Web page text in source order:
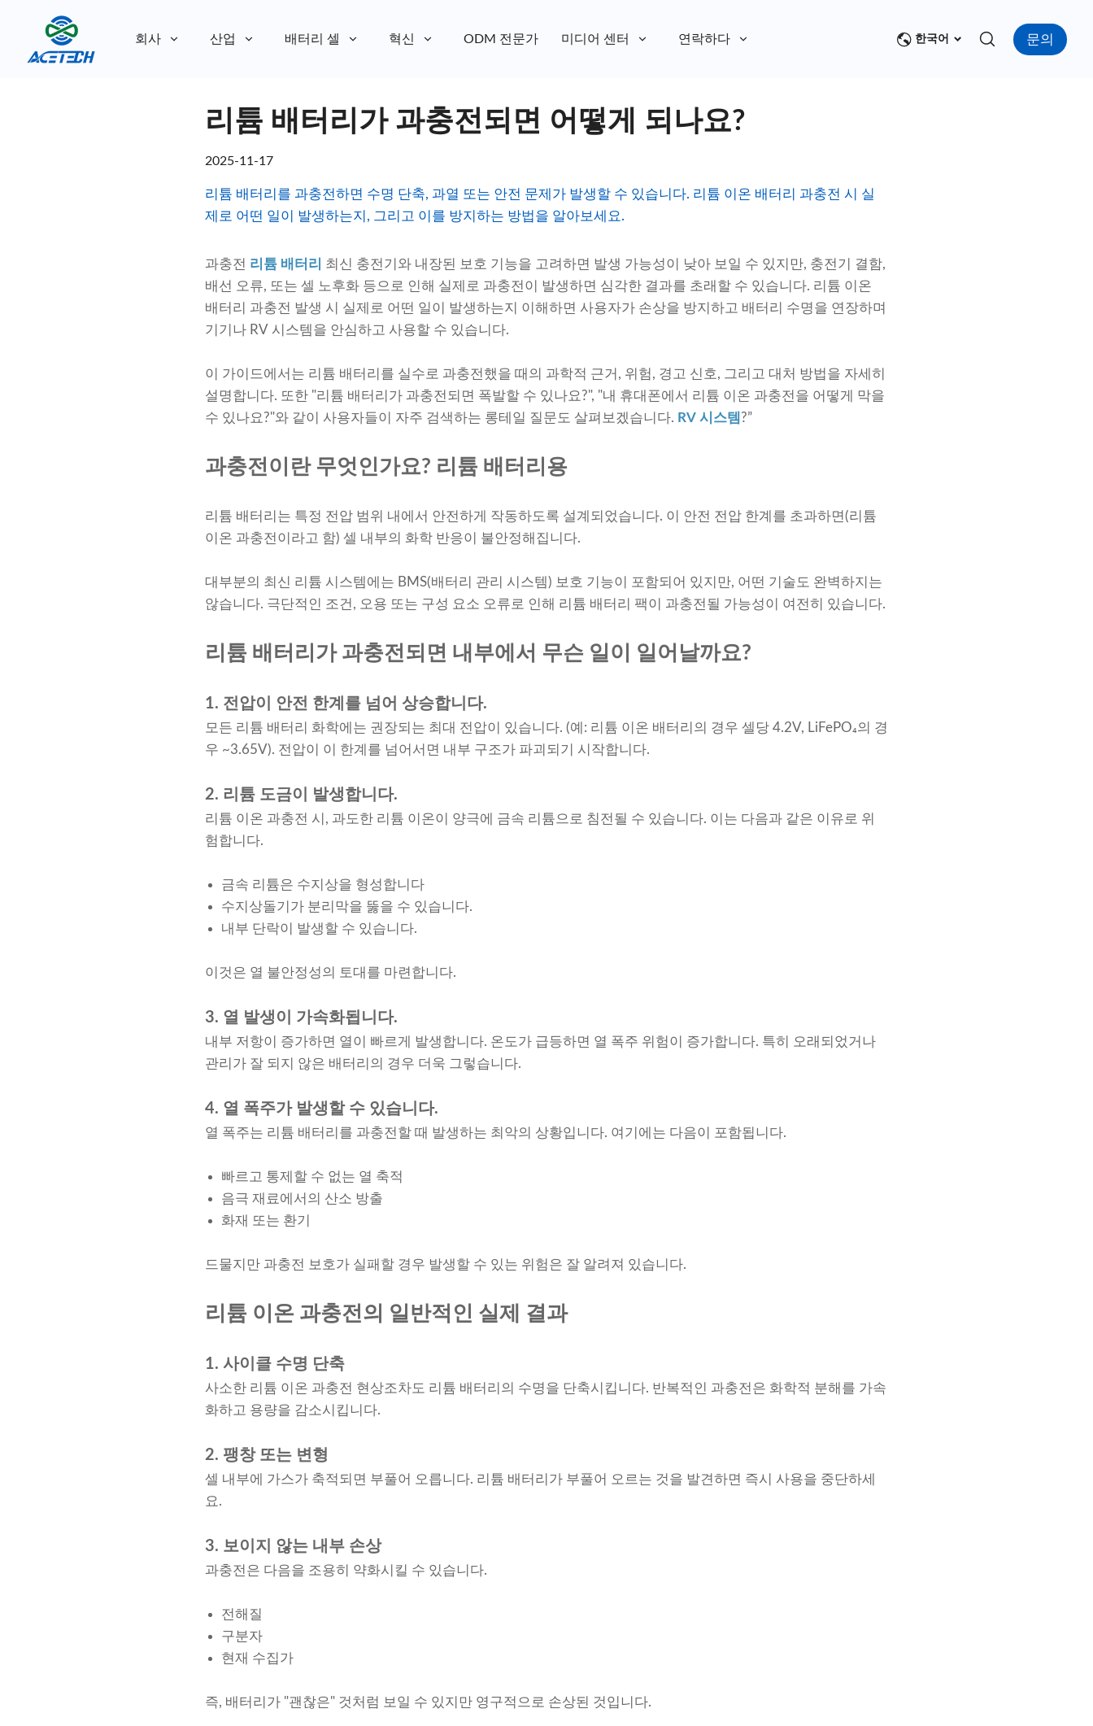
회사 산업 배터리 셀 혁신 ODM 전문가 미디어 센터 연락하다 한국어 문의
리튬 배터리가 과충전되면 어떻게 되나요?
2025-11-17
리튬 배터리를 과충전하면 수명 단축, 과열 또는 안전 문제가 발생할 수 있습니다. 리튬 이온 배터리 과충전 시 실
제로 어떤 일이 발생하는지, 그리고 이를 방지하는 방법을 알아보세요.
과충전 리튬 배터리 최신 충전기와 내장된 보호 기능을 고려하면 발생 가능성이 낮아 보일 수 있지만, 충전기 결함,
배선 오류, 또는 셀 노후화 등으로 인해 실제로 과충전이 발생하면 심각한 결과를 초래할 수 있습니다. 리튬 이온
배터리 과충전 발생 시 실제로 어떤 일이 발생하는지 이해하면 사용자가 손상을 방지하고 배터리 수명을 연장하며
기기나 RV 시스템을 안심하고 사용할 수 있습니다.
이 가이드에서는 리튬 배터리를 실수로 과충전했을 때의 과학적 근거, 위험, 경고 신호, 그리고 대처 방법을 자세히
설명합니다. 또한 "리튬 배터리가 과충전되면 폭발할 수 있나요?", "내 휴대폰에서 리튬 이온 과충전을 어떻게 막을
수 있나요?"와 같이 사용자들이 자주 검색하는 롱테일 질문도 살펴보겠습니다. RV 시스템 ?”
과충전이란 무엇인가요? 리튬 배터리용
리튬 배터리는 특정 전압 범위 내에서 안전하게 작동하도록 설계되었습니다. 이 안전 전압 한계를 초과하면(리튬
이온 과충전이라고 함) 셀 내부의 화학 반응이 불안정해집니다.
대부분의 최신 리튬 시스템에는 BMS(배터리 관리 시스템) 보호 기능이 포함되어 있지만, 어떤 기술도 완벽하지는
않습니다. 극단적인 조건, 오용 또는 구성 요소 오류로 인해 리튬 배터리 팩이 과충전될 가능성이 여전히 있습니다.
리튬 배터리가 과충전되면 내부에서 무슨 일이 일어날까요?
1. 전압이 안전 한계를 넘어 상승합니다.
모든 리튬 배터리 화학에는 권장되는 최대 전압이 있습니다. (예: 리튬 이온 배터리의 경우 셀당 4.2V, LiFePO₄의 경
우 ~3.65V). 전압이 이 한계를 넘어서면 내부 구조가 파괴되기 시작합니다.
2. 리튬 도금이 발생합니다.
리튬 이온 과충전 시, 과도한 리튬 이온이 양극에 금속 리튬으로 침전될 수 있습니다. 이는 다음과 같은 이유로 위
험합니다.
금속 리튬은 수지상을 형성합니다
수지상돌기가 분리막을 뚫을 수 있습니다.
내부 단락이 발생할 수 있습니다.
이것은 열 불안정성의 토대를 마련합니다.
3. 열 발생이 가속화됩니다.
내부 저항이 증가하면 열이 빠르게 발생합니다. 온도가 급등하면 열 폭주 위험이 증가합니다. 특히 오래되었거나
관리가 잘 되지 않은 배터리의 경우 더욱 그렇습니다.
4. 열 폭주가 발생할 수 있습니다.
열 폭주는 리튬 배터리를 과충전할 때 발생하는 최악의 상황입니다. 여기에는 다음이 포함됩니다.
빠르고 통제할 수 없는 열 축적
음극 재료에서의 산소 방출
화재 또는 환기
드물지만 과충전 보호가 실패할 경우 발생할 수 있는 위험은 잘 알려져 있습니다.
리튬 이온 과충전의 일반적인 실제 결과
1. 사이클 수명 단축
사소한 리튬 이온 과충전 현상조차도 리튬 배터리의 수명을 단축시킵니다. 반복적인 과충전은 화학적 분해를 가속
화하고 용량을 감소시킵니다.
2. 팽창 또는 변형
셀 내부에 가스가 축적되면 부풀어 오릅니다. 리튬 배터리가 부풀어 오르는 것을 발견하면 즉시 사용을 중단하세
요.
3. 보이지 않는 내부 손상
과충전은 다음을 조용히 약화시킬 수 있습니다.
전해질
구분자
현재 수집가
즉, 배터리가 "괜찮은" 것처럼 보일 수 있지만 영구적으로 손상된 것입니다.